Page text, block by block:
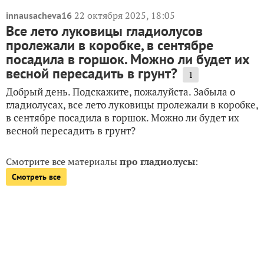
innausacheva16 22 октября 2025, 18:05
Все лето луковицы гладиолусов
пролежали в коробке, в сентябре
посадила в горшок. Можно ли будет их
весной пересадить в грунт? 1
Добрый день. Подскажите, пожалуйста. Забыла о
гладиолусах, все лето луковицы пролежали в коробке,
в сентябре посадила в горшок. Можно ли будет их
весной пересадить в грунт?
Смотрите все материалыпро гладиолусы:
Смотреть все